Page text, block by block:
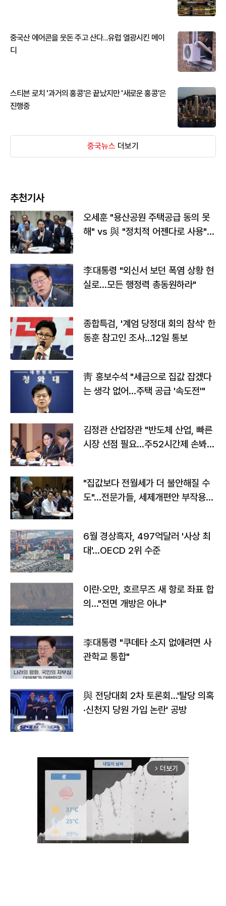
중국산 에어콘을 웃돈 주고 산다...유럽 열광시킨 메이
디
스티븐 로치 '과거의 홍콩'은 끝났지만 '새로운 홍콩'은
진행중
중국뉴스 더보기
추천기사
오세훈 "용산공원 주택공급 동의 못
해" vs 與 "정치적 어젠다로 사용"
李대통령 "외신서 보던 폭염 상황 현
실로…모든 행정력 총동원하라"
종합특검, '계엄 당정대 회의 참석' 한
동훈 참고인 조사...12일 통보
靑 홍보수석 "세금으로 집값 잡겠다
는 생각 없어…주택 공급 '속도전'"
김정관 산업장관 "반도체 산업, 빠른
시장 선점 필요…주52시간제 손봐
"집값보다 전월세가 더 불안해질 수
도"…전문가들, 세제개편안 부작용
6월 경상흑자, 497억달러 '사상 최
대'…OECD 2위 수준
이란·오만, 호르무즈 새 항로 좌표 합
의…"전면 개방은 아냐"
李대통령 "쿠데타 소지 없애려면 사
관학교 통합"
與 전당대회 2차 토론회…'탈당 의혹
·신천지 당원 가입 논란' 공방
arrow_forward_ios 더보기